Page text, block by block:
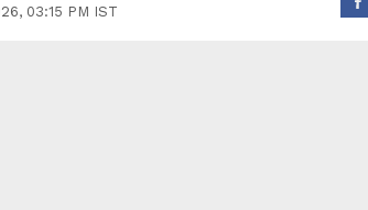
03:15 PM IST